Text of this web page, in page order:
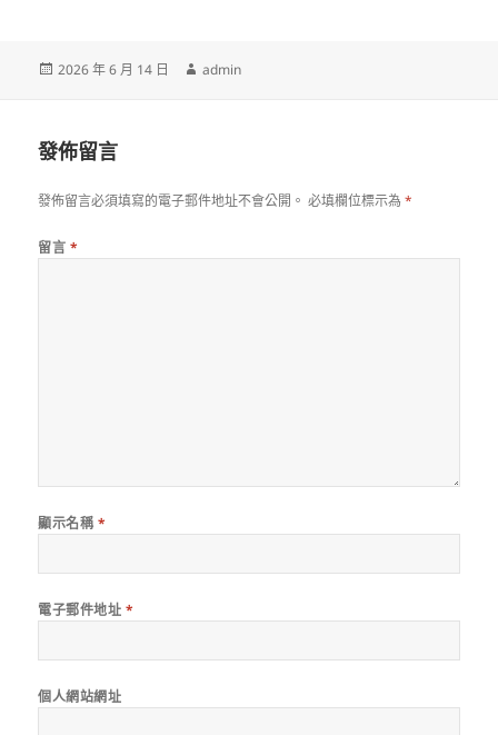
發
2026 年 6 月 14 日
作
admin
發佈留言
發佈留言必須填寫的電子郵件地址不會公開。 必填欄位標示為*
留言 *
顯示名稱 *
電子郵件地址 *
個人網站網址